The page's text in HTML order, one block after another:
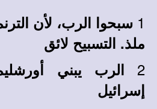
1 سبحوا الرب، لأن
ملذ. التسبيح لائق
2
الرب يبني
إسرائيل